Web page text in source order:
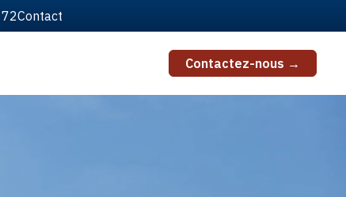
Contactez-nous →